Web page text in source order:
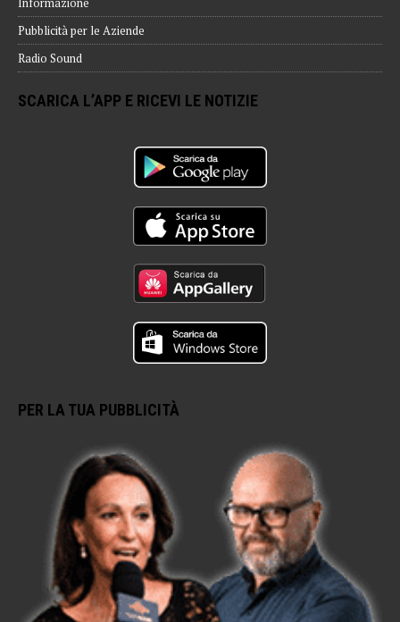
Pubblicità per le Aziende
Radio Sound
SCARICA L’APP E RICEVI LE NOTIZIE
PER LA TUA PUBBLICITÀ